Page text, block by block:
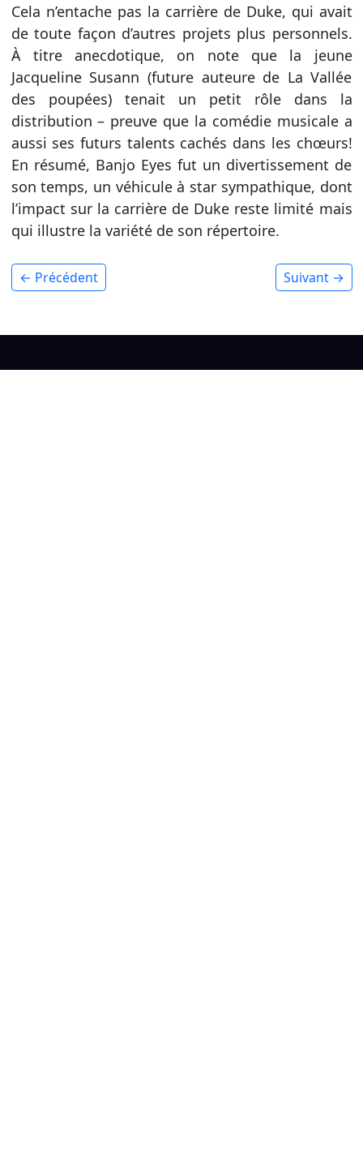
Cela n’entache pas la carrière de Duke, qui avait
de toute façon d’autres projets plus personnels.
À titre anecdotique, on note que la jeune
Jacqueline Susann (future auteure de La Vallée
des poupées) tenait un petit rôle dans la
distribution – preuve que la comédie musicale a
aussi ses futurs talents cachés dans les chœurs!
En résumé, Banjo Eyes fut un divertissement de
son temps, un véhicule à star sympathique, dont
l’impact sur la carrière de Duke reste limité mais
qui illustre la variété de son répertoire.
← Précédent Suivant →